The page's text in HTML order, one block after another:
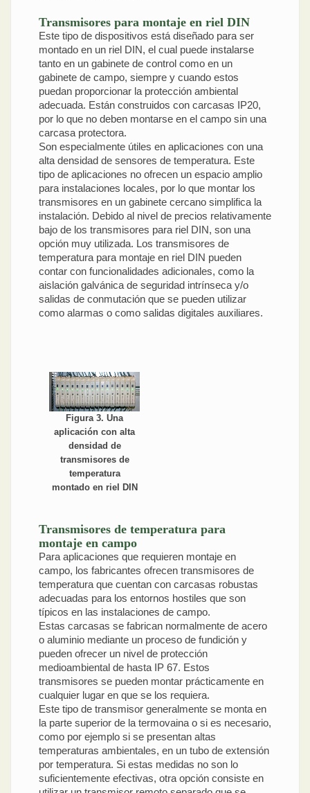
Transmisores para montaje en riel DIN
Este tipo de dispositivos está diseñado para ser
montado en un riel DIN, el cual puede instalarse
tanto en un gabinete de control como en un
gabinete de campo, siempre y cuando estos
puedan proporcionar la protección ambiental
adecuada. Están construidos con carcasas IP20,
por lo que no deben montarse en el campo sin una
carcasa protectora.
Son especialmente útiles en aplicaciones con una
alta densidad de sensores de temperatura. Este
tipo de aplicaciones no ofrecen un espacio amplio
para instalaciones locales, por lo que montar los
transmisores en un gabinete cercano simplifica la
instalación. Debido al nivel de precios relativamente
bajo de los transmisores para riel DIN, son una
opción muy utilizada. Los transmisores de
temperatura para montaje en riel DIN pueden
contar con funcionalidades adicionales, como la
aislación galvánica de seguridad intrínseca y/o
salidas de conmutación que se pueden utilizar
como alarmas o como salidas digitales auxiliares.
Figura 3. Una
aplicación con alta
densidad de
transmisores de
temperatura
montado en riel DIN
Transmisores de temperatura para
montaje en campo
Para aplicaciones que requieren montaje en
campo, los fabricantes ofrecen transmisores de
temperatura que cuentan con carcasas robustas
adecuadas para los entornos hostiles que son
típicos en las instalaciones de campo.
Estas carcasas se fabrican normalmente de acero
o aluminio mediante un proceso de fundición y
pueden ofrecer un nivel de protección
medioambiental de hasta IP 67. Estos
transmisores se pueden montar prácticamente en
cualquier lugar en que se los requiera.
Este tipo de transmisor generalmente se monta en
la parte superior de la termovaina o si es necesario,
como por ejemplo si se presentan altas
temperaturas ambientales, en un tubo de extensión
por temperatura. Si estas medidas no son lo
suficientemente efectivas, otra opción consiste en